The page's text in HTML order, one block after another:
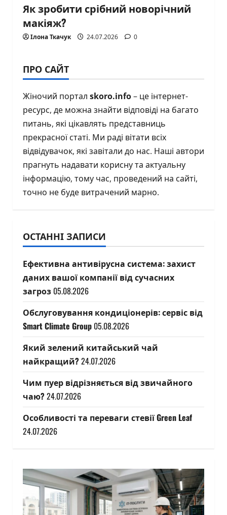
Як зробити срібний новорічний
макіяж?
Ілона Ткачук 24.07.2026 0
ПРО САЙТ
Жіночий портал skoro.info– це інтернет-
ресурс, де можна знайти відповіді на багато
питань, які цікавлять представниць
прекрасної статі. Ми раді вітати всіх
відвідувачок, які завітали до нас. Наші автори
прагнуть надавати корисну та актуальну
інформацію, тому час, проведений на сайті,
точно не буде витрачений марно.
ОСТАННІ ЗАПИСИ
Ефективна антивірусна система: захист
даних вашої компанії від сучасних
загроз 05.08.2026
Обслуговування кондиціонерів: сервіс від
Smart Climate Group 05.08.2026
Який зелений китайський чай
найкращий?24.07.2026
Чим пуер відрізняється від звичайного
чаю?24.07.2026
Особливості та переваги стевії Green Leaf
24.07.2026